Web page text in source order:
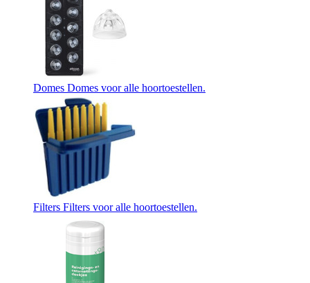
Domes Domes voor alle hoortoestellen.
Filters Filters voor alle hoortoestellen.